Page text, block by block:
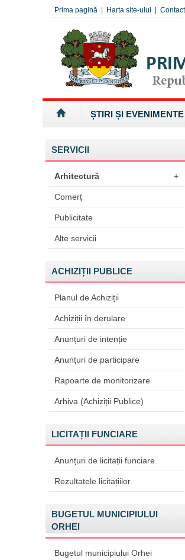
Prima pagină Harta site-ului
ȘTIRI ȘI EVENIMENTE
SERVICII
Arhitectură +
Comerț
Publicitate
Alte servicii
ACHIZIȚII PUBLICE
Planul de Achiziții
Achiziții în derulare
Anunțuri de intenție
Anunțuri de participare
Rapoarte de monitorizare
Arhiva (Achiziții Publice)
LICITAȚII FUNCIARE
Anunțuri de licitații funciare
Rezultatele licitațiilor
BUGETUL MUNICIPIULUI
ORHEI
Bugetul municipiului Orhei